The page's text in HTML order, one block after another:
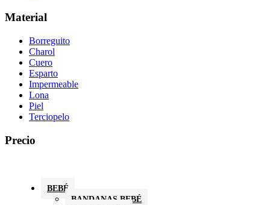
Material
Borreguito
Charol
Cuero
Esparto
Impermeable
Lona
Piel
Terciopelo
Precio
BEBÉ
BANDANAS BEBÉ